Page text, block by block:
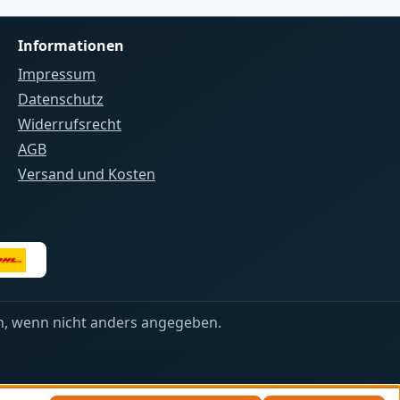
Lizenz
Lösung
Informationen
Impressum
Datenschutz
Widerrufsrecht
AGB
Versand und Kosten
wenn nicht anders angegeben.